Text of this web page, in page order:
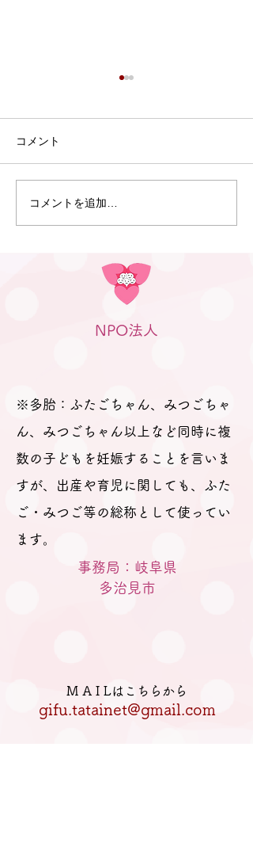
5月10日 プレママパパ教
室（岐阜）を行いました
コメント
コメントを追加…
NPO法人
※多胎：ふたごちゃん、みつごちゃ
ん、みつごちゃん以上など同時に複
数の子どもを妊娠することを言いま
すが、出産や育児に関しても、ふた
ご・みつご等の総称として使ってい
ます。
事務局：岐阜県
​多治見市
M A I Lはこちらから
gifu.tatainet@gmail.com